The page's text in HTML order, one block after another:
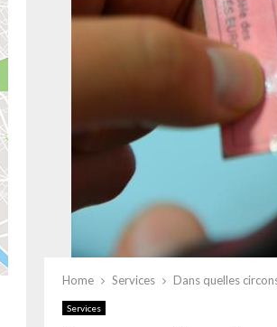
Home Services Dans quelles
Services